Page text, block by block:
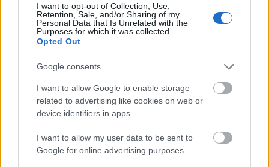
I want to opt-out of Collection, Use,
Retention, Sale, and/or Sharing of my
Personal Data that Is Unrelated with the
Purposes for which it was collected.
Opted Out
Google consents
I want to allow Google to enable storage
related to advertising like cookies on web or
device identifiers in apps.
I want to allow my user data to be sent to
Google for online advertising purposes.
Kicsi, de fontos gazdasági partnerünk Svájc
GLOBÁL egy órája
Erős számokat mutatott a Richter, további
bővülés jöhet